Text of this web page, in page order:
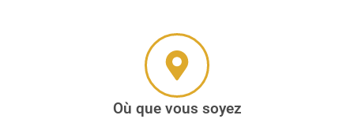
Où que vous soyez